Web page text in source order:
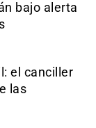
bajo alerta
el canciller
las